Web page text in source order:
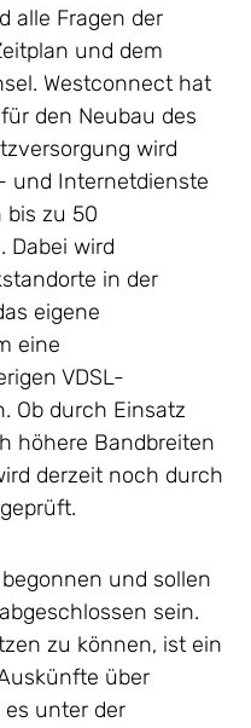
alle Fragen der
und dem
Westconnect hat
den Neubau des
wird
und Internetdienste
bis zu 50
Dabei wird
in der
eigene
eine
VDSL-
Ob durch Einsatz
höhere Bandbreiten
derzeit noch durch
und sollen
sein.
zu können, ist ein
über
es unter der